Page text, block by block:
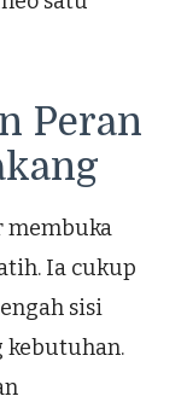
Peran
membuka
Ia cukup
sisi
kebutuhan.